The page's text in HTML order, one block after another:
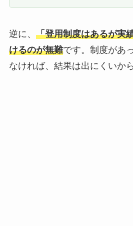
逆に、 「登用制度はあるが実
けるのが無難です。制度があ
なければ、結果は出にくいか